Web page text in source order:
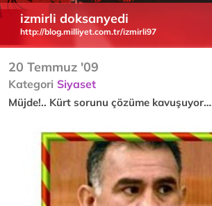
izmirli doksanyedi
http://blog.milliyet.com.tr/izmirli97
20 Temmuz '09
Kategori Siyaset
Müjde!.. Kürt sorunu çözüme kavuşuyor…